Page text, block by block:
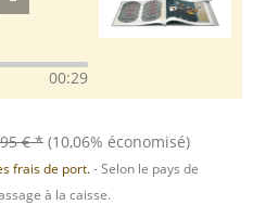
00:29
€ * (10,06% économisé)
frais de port.- Selon le pays de
à la caisse.